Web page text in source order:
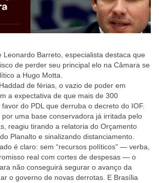
Leonardo Barreto, especialista destaca que
de perder seu principal elo na Câmara se
a Hugo Motta.
de férias, o vazio de poder em
a expectativa de que mais de 300
do PDL que derruba o decreto do IOF.
uma base conservadora já irritada pelo
reagiu tirando a relatoria do Orçamento
Planalto e sinalizando distanciamento.
é claro: sem “recursos políticos” — verba,
real com cortes de despesas — o
não conseguirá segurar o avanço da
o governo de novas derrotas. E Brasília